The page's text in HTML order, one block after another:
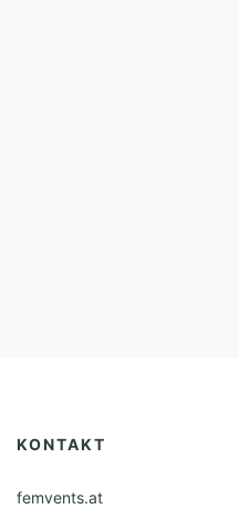
KONTAKT
femvents.at